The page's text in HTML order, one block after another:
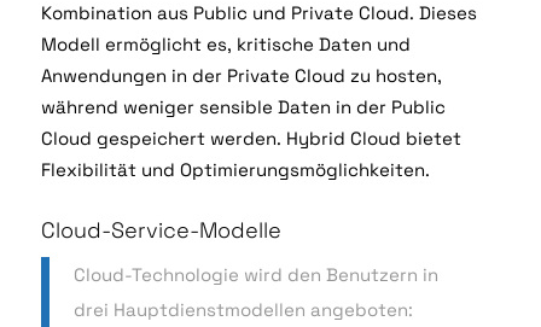
Kombination aus Public und Private Cloud. Dieses
Modell ermöglicht es, kritische Daten und
Anwendungen in der Private Cloud zu hosten,
während weniger sensible Daten in der Public
Cloud gespeichert werden. Hybrid Cloud bietet
Flexibilität und Optimierungsmöglichkeiten.
Cloud-Service-Modelle
Cloud-Technologie wird den Benutzern in
drei Hauptdienstmodellen angeboten: